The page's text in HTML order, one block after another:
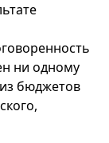
ни одному
бюджетов